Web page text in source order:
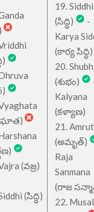
(వజ్ర)
(సిద్ధి)
19. Siddhi
(సిద్ధి)
-
Karya
(కార్య సిద్ధి)
20.
(శుభం)
Kalyana
(కళ్యాణ)
21.
(అమృత్)
Raja
Sanmana
(రాజ
22.